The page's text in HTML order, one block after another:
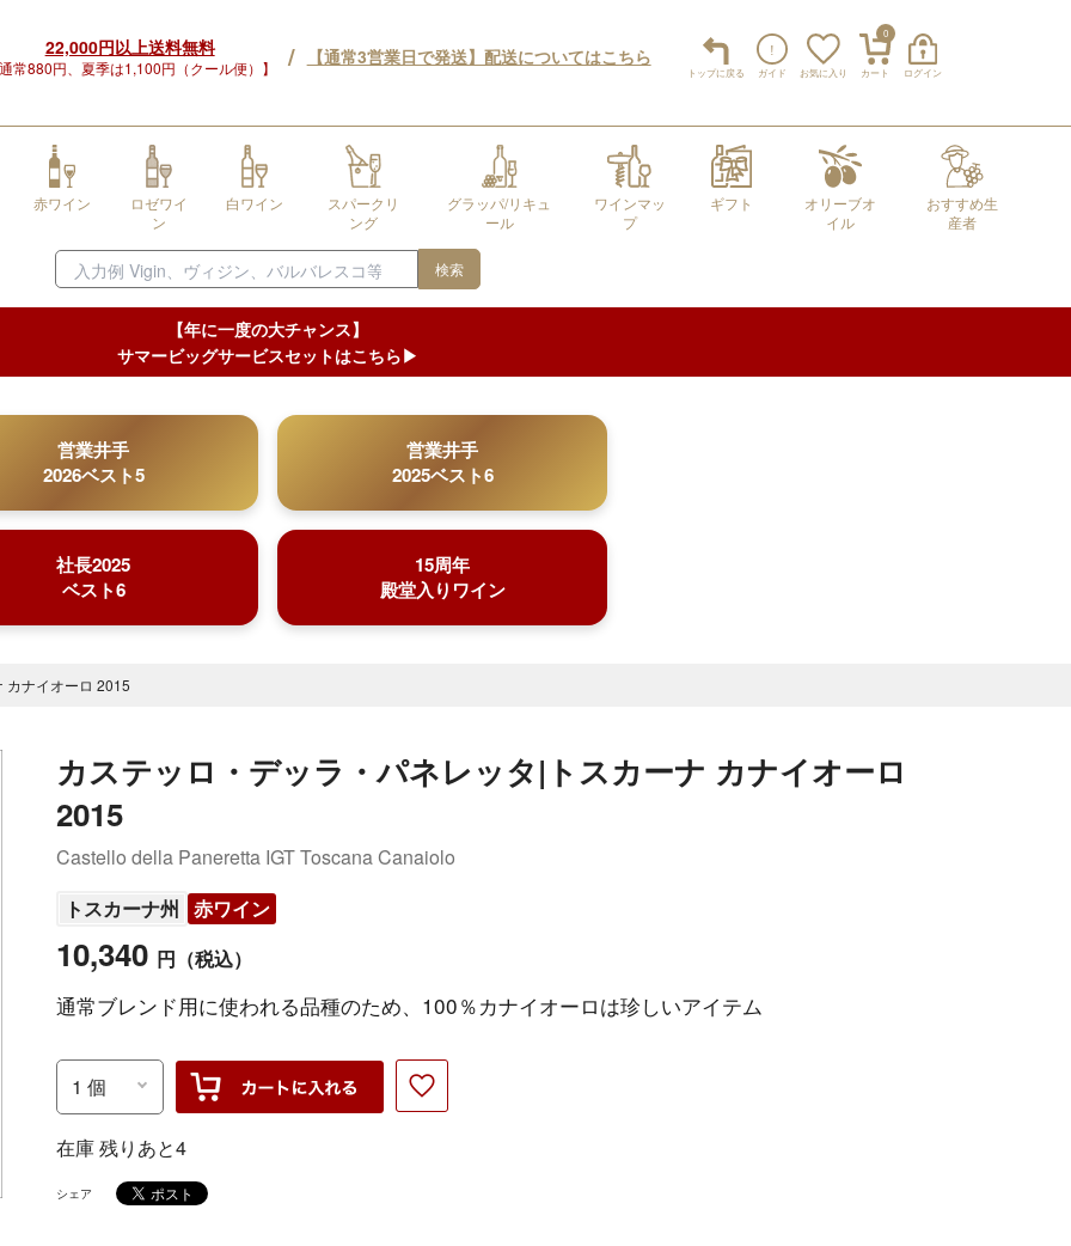
22,000円以上送料無料
常880円、夏季は1,100円（クール便）】 / 【通常3営業日で発送】配送についてはこちら
トップに戻る ガイド お気に入り
0
カート ログイン
赤ワイン
ロゼワイ
ン
白ワイン
スパークリ
ング
グラッパ/リキュ
ール
ワインマッ
プ
ギフト
オリーブオ
イル
おすすめ生
産者
検索
【年に一度の大チャンス】
サマービッグサービスセットはこちら▶︎
営業井手
2026ベスト5
営業井手
2025ベスト6
社長2025
ベスト6
15周年
殿堂入りワイン
カナイオーロ 2015
カステッロ・デッラ・パネレッタ|トスカーナ カナイオーロ
2015
Castello della Paneretta IGT Toscana Canaiolo
トスカーナ州 赤ワイン
10,340 円 （税込）
通常ブレンド用に使われる品種のため、100％カナイオーロは珍しいアイテム
在庫 残りあと4
シェア